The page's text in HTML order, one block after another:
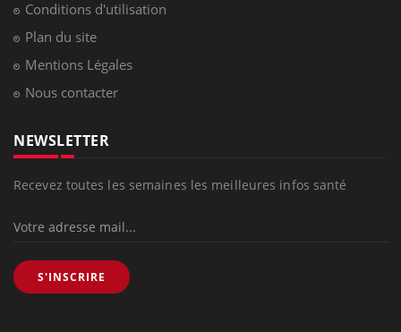
Conditions d'utilisation
Plan du site
Mentions Légales
Nous contacter
NEWSLETTER
Recevez toutes les semaines les meilleures infos santé
S'INSCRIRE